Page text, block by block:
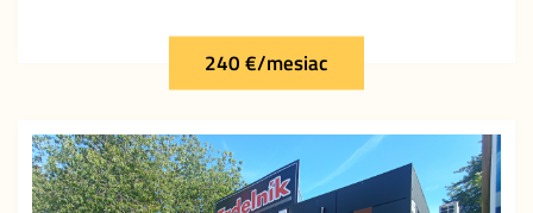
240 €/mesiac